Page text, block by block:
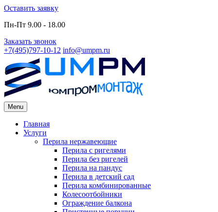
Skip
content
Оставить заявку
Пн-Пт 9.00 - 18.00
Заказать звонок
+7(495)797-10-12 info@umpm.ru
Menu
Primary
Menu
Главная
Услуги
Перила нержавеющие
Перила с ригелями
Перила без ригелей
Перила на пандус
Перила в детский сад
Перила комбинированные
Колесоотбойники
Ограждение балкона